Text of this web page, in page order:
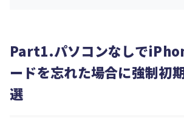
Part1.パソコンなしで
ードを忘れた場合に強制初
選